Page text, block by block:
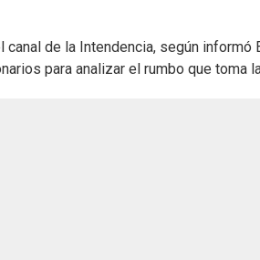
de la Intendencia, según informó
para analizar el rumbo que toma